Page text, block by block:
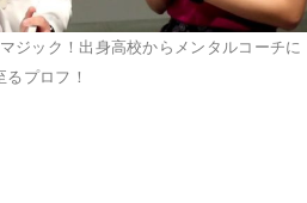
ジック！出身高校からメンタルコーチに
るプロフ！